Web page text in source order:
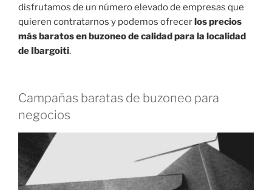
disfrutamos de un número elevado de empresas que
quieren contratarnos y podemos ofrecerlos precios
más baratos en buzoneo de calidad para la localidad
de Ibargoiti.
Campañas baratas de buzoneo para
negocios